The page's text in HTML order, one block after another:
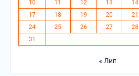
10
11 12 13 14
17
18 19 20 21
24
25 26 27 28
31
« Лип